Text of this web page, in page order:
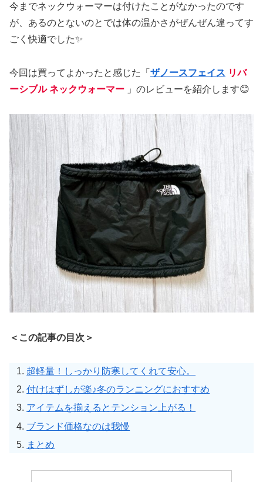
今までネックウォーマーは付けたことがなかったのです
が、あるのとないのとでは体の温かさがぜんぜん違ってす
ごく快適でした✨
今回は買ってよかったと感じた「 ザノースフェイス リバ
ーシブル ネックウォーマー 」のレビューを紹介します😊
＜この記事の目次＞
超軽量！しっかり防寒してくれて安心。
付けはずしが楽♪冬のランニングにおすすめ
アイテムを揃えるとテンション上がる！
ブランド価格なのは我慢
まとめ